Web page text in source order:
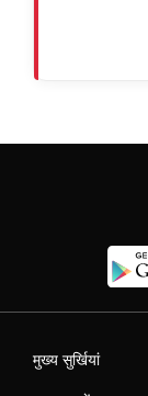
मुख्य सुर्खियां